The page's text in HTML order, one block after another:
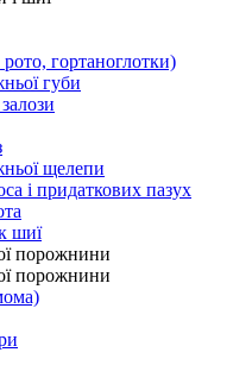
гортаноглотки)
губи
щелепи
і придаткових пазух
шиї
порожнини
порожнини